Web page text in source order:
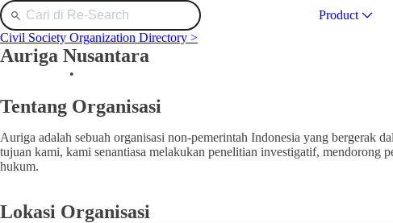
Product
Civil Society Organization Directory >
Auriga Nusantara
•
Tentang Organisasi
Auriga adalah sebuah organisasi non-pemerintah Indonesia yang bergerak
tujuan kami, kami senantiasa melakukan penelitian investigatif, mendorong
hukum.
Lokasi Organisasi